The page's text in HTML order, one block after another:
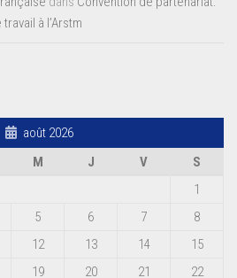
à l’Arstm
août 2026
M J V
S
1
5 6 7
8
12 13 14
15
19 20 21
22